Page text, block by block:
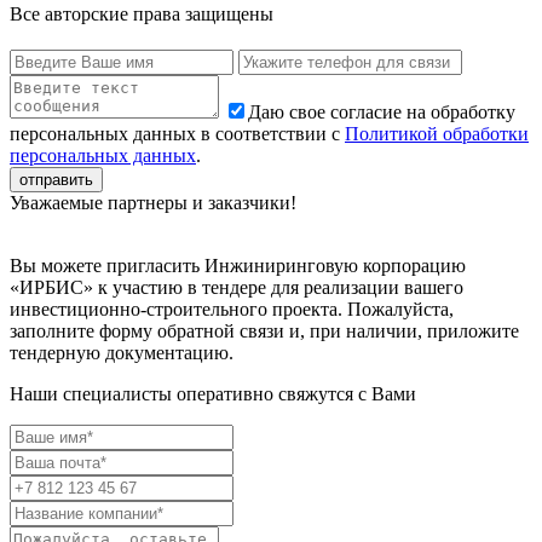
Все авторские права защищены
Даю свое согласие на обработку
персональных данных в соответствии с Политикой обработки
персональных данных.
Уважаемые партнеры и заказчики!
Вы можете пригласить Инжиниринговую корпорацию
«ИРБИС» к участию в тендере для реализации вашего
инвестиционно-строительного проекта. Пожалуйста,
заполните форму обратной связи и, при наличии, приложите
тендерную документацию.
Наши специалисты оперативно свяжутся с Вами